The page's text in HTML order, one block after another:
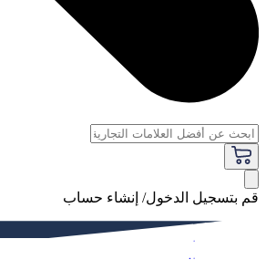
قم بتسجيل الدخول/ إنشاء حساب
فاخر
النساء
الرجال